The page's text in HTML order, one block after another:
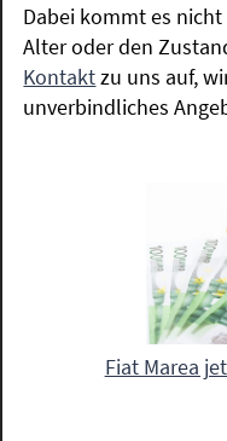
Dabei kommt es
Alter oder den
Kontaktzu uns auf,
unverbindliches
Fiat Marea